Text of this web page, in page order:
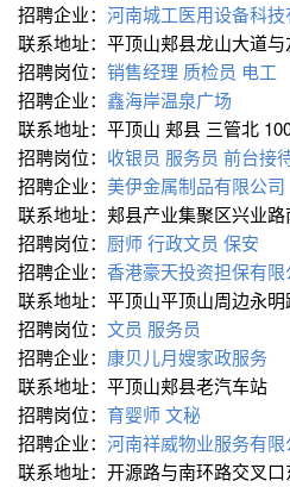
招聘企业： 河南城工医用设备科技
联系地址：平顶山郏县龙山大道
招聘岗位： 销售经理 质检员 电工
招聘企业： 鑫海岸温泉广场
联系地址：平顶山 郏县 三管北
招聘岗位： 收银员 服务员 前台接
招聘企业： 美伊金属制品有限公司
联系地址：郏县产业集聚区兴业路
招聘岗位： 厨师行政文员 保安
招聘企业： 香港豪天投资担保有限
联系地址：平顶山平顶山周边永
招聘岗位： 文员 服务员
招聘企业： 康贝儿月嫂家政服务
联系地址：平顶山郏县老汽车站
招聘岗位： 育婴师文秘
招聘企业： 河南祥威物业服务有限
联系地址：开源路与南环路交叉